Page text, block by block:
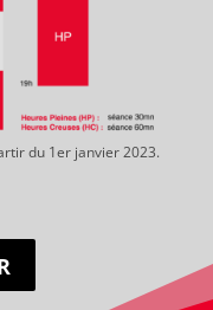
du 1er janvier 2023.